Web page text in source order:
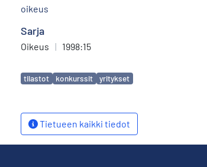
oikeus
Sarja
Oikeus | 1998:15
Avainsanat
tilastot konkurssit yritykset
Tietueen kaikki tiedot